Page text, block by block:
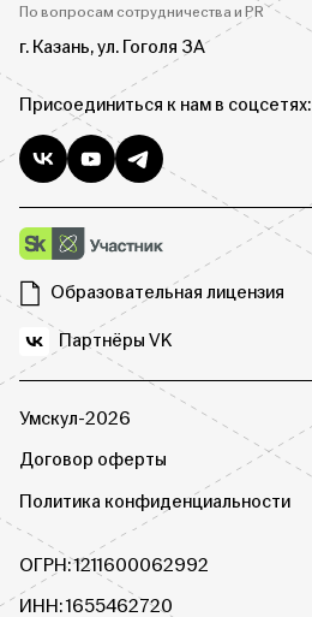
По вопросам сотрудничества и PR
г. Казань, ул. Гоголя 3А
Присоединиться к нам в соцсетях:
Образовательная лицензия
Партнёры VK
Умскул-2026
Договор оферты
Политика конфиденциальности
ОГРН: 1211600062992
ИНН: 1655462720